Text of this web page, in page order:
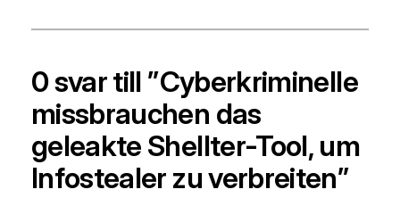
0 svar till ”Cyberkriminelle
missbrauchen das
geleakte Shellter-Tool, um
Infostealer zu verbreiten”